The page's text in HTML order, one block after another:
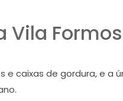
Vila
caixas de gordura, e a